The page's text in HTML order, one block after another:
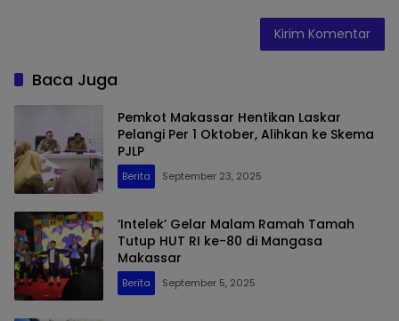
Baca Juga
Pemkot Makassar Hentikan Laskar
Pelangi Per 1 Oktober, Alihkan ke Skema
PJLP
Berita September 23, 2025
‘Intelek’ Gelar Malam Ramah Tamah
Tutup HUT RI ke-80 di Mangasa
Makassar
Berita September 5, 2025